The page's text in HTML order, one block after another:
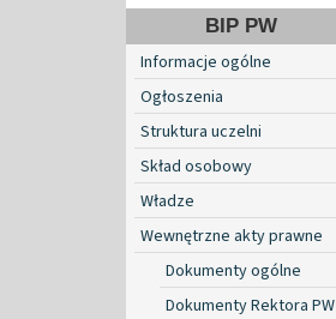
BIP PW
Informacje ogólne
Ogłoszenia
Struktura uczelni
Skład osobowy
Władze
Wewnętrzne akty prawne
Dokumenty ogólne
Dokumenty Rektora PW